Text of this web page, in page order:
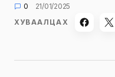
0
21/01/2025
ХУВААЛЦАХ